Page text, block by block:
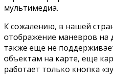
мультимедиа.
К сожалению, в нашей
отображение маневров на
также еще не
объектам на карте, еще
работает только кнопка